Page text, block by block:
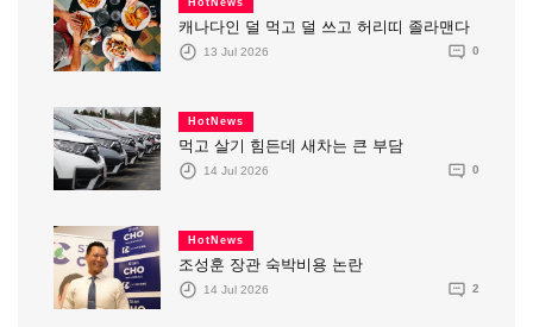
HotNews
캐나다인 덜 먹고 덜 쓰고 허리띠 졸라맨다
13 Jul 2026 0
HotNews
먹고 살기 힘든데 새차는 큰 부담
14 Jul 2026 0
HotNews
조성훈 장관 숙박비용 논란
14 Jul 2026 2